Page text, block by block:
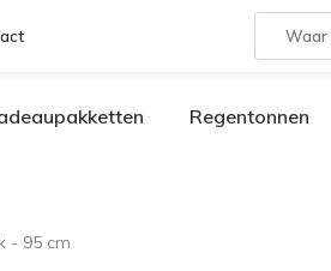
Regentonnen
- 95 cm